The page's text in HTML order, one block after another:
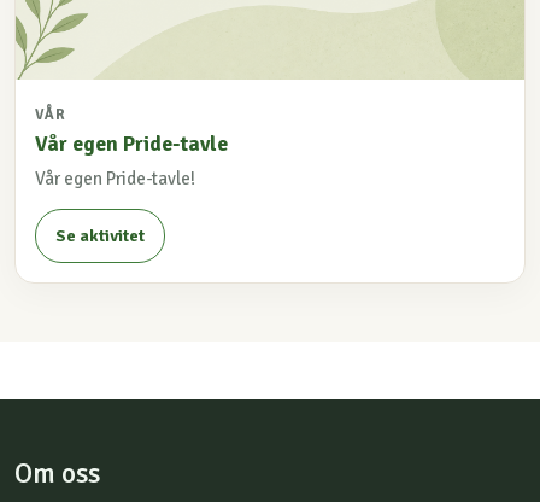
VÅR
Vår egen Pride-tavle
Vår egen Pride-tavle!
Se aktivitet
Om oss